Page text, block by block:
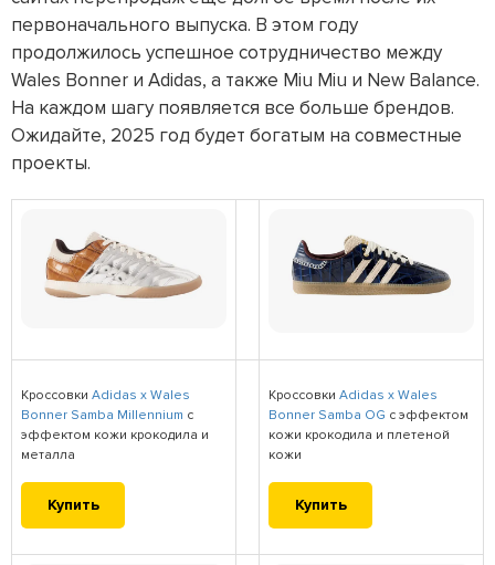
первоначального выпуска. В этом году
продолжилось успешное сотрудничество между
Wales Bonner и Adidas, а также Miu Miu и New Balance.
На каждом шагу появляется все больше брендов.
Ожидайте, 2025 год будет богатым на совместные
проекты.
Кроссовки Adidas x Wales
Bonner Samba Millennium с
эффектом кожи крокодила и
металла
Купить
Кроссовки Adidas x Wales
Bonner Samba OG с эффектом
кожи крокодила и плетеной
кожи
Купить